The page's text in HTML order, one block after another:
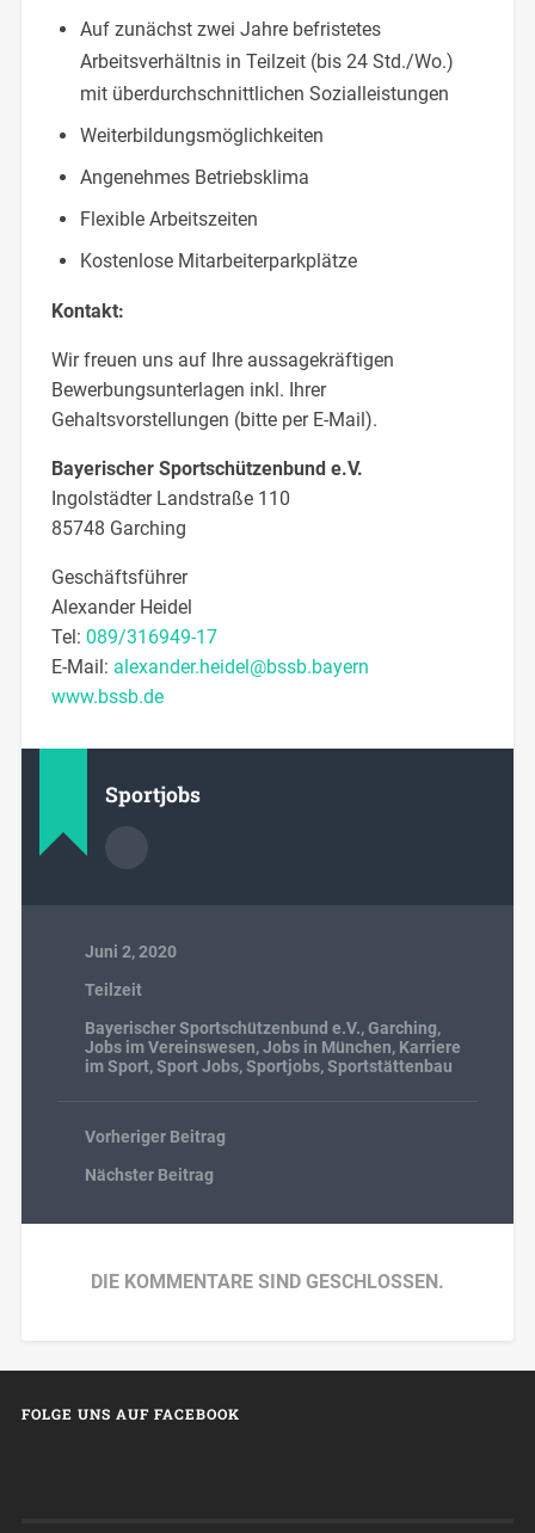
Auf zunächst zwei Jahre befristetes
Arbeitsverhältnis in Teilzeit (bis 24 Std./Wo.)
mit überdurchschnittlichen Sozialleistungen
Weiterbildungsmöglichkeiten
Angenehmes Betriebsklima
Flexible Arbeitszeiten
Kostenlose Mitarbeiterparkplätze
Kontakt:
Wir freuen uns auf Ihre aussagekräftigen
Bewerbungsunterlagen inkl. Ihrer
Gehaltsvorstellungen (bitte per E-Mail).
Bayerischer Sportschützenbund e.V.
Ingolstädter Landstraße 110
85748 Garching
Geschäftsführer
Alexander Heidel
Tel: 089/316949-17
E-Mail: alexander.heidel@bssb.bayern
www.bssb.de
Sportjobs
Juni 2, 2020
Teilzeit
Bayerischer Sportschützenbund e.V.,Garching,
Jobs im Vereinswesen,Jobs in München, Karriere
im Sport,Sport Jobs,Sportjobs,Sportstättenbau
Vorheriger Beitrag
Nächster Beitrag
DIE KOMMENTARE SIND GESCHLOSSEN.
FOLGE UNS AUF FACEBOOK